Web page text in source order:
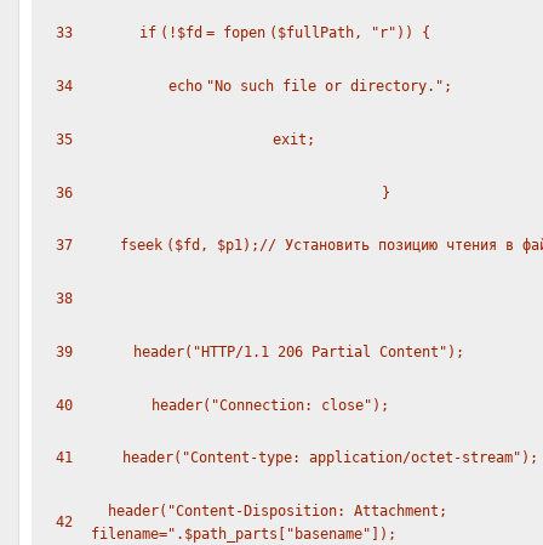
33 if (! $fd = fopen ( $fullPath, "r" )) {
34 echo "No such file or directory." ;
35 exit ;
36 }
37 fseek ( $fd , $p1); // Установить позицию чтения в
38
39 header( "HTTP/1.1 206 Partial Content" );
40 header( "Connection: close" );
41 header( "Content-type: application/octet-stream" );
42
header( "Content-Disposition: Attachment;
filename=" . $path_parts "basename" ]);